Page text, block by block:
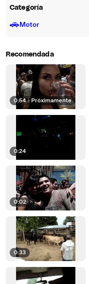
Categoría
🚗Motor
Recomendada
0:54 | Próximamente
0:24
0:02
0:33